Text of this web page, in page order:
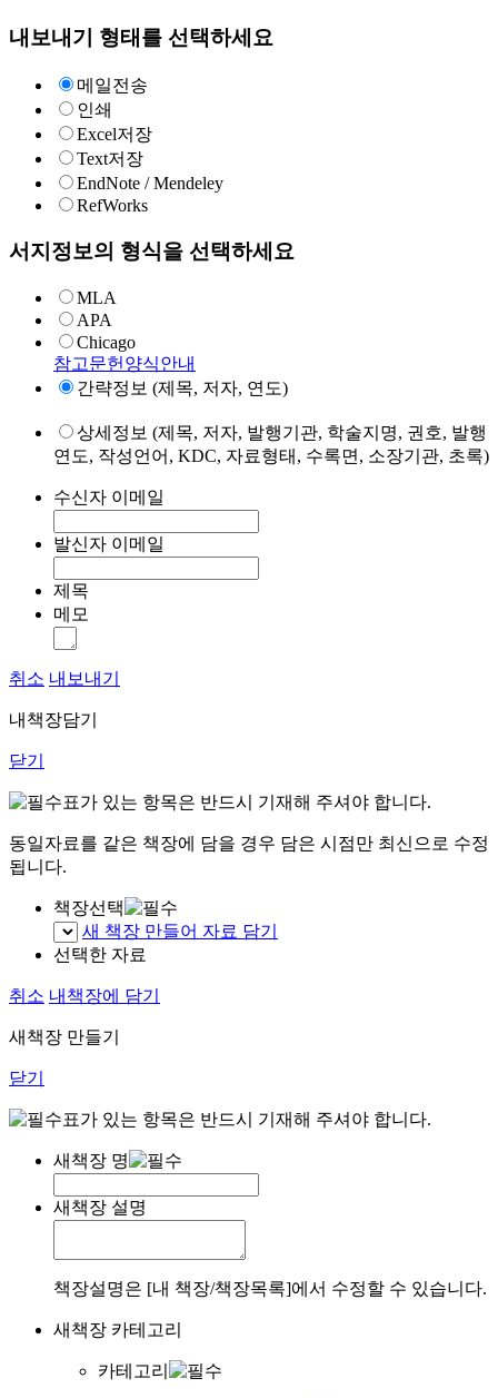
내보내기 형태를 선택하세요
메일전송
인쇄
Excel저장
Text저장
EndNote / Mendeley
RefWorks
서지정보의 형식을 선택하세요
MLA
APA
Chicago
참고문헌양식안내
간략정보 (제목, 저자, 연도)
상세정보 (제목, 저자, 발행기관, 학술지명, 권호, 발행
연도, 작성언어, KDC, 자료형태, 수록면, 소장기관, 초록)
수신자 이메일
발신자 이메일
제목
메모
취소 내보내기
내책장담기
닫기
표가 있는 항목은 반드시 기재해 주셔야 합니다.
동일자료를 같은 책장에 담을 경우 담은 시점만 최신으로 수정
됩니다.
책장선택
새 책장 만들어 자료 담기
선택한 자료
취소 내책장에 담기
새책장 만들기
닫기
표가 있는 항목은 반드시 기재해 주셔야 합니다.
새책장 명
새책장 설명
책장설명은 [내 책장/책장목록]에서 수정할 수 있습니다.
새책장 카테고리
카테고리